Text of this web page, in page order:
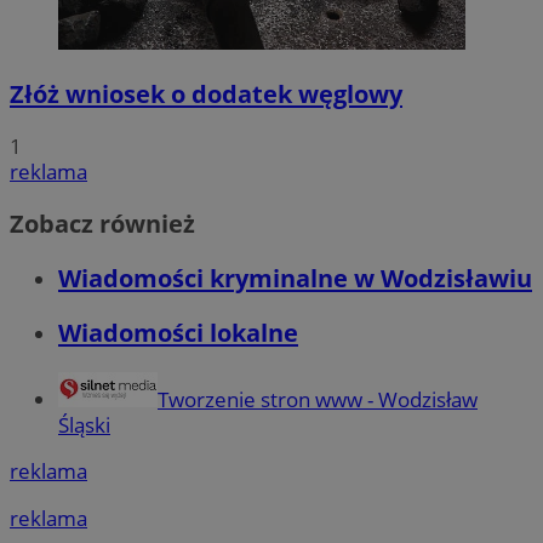
Złóż wniosek o dodatek węglowy
1
reklama
Zobacz również
Wiadomości kryminalne w Wodzisławiu
Wiadomości lokalne
Tworzenie stron www - Wodzisław
Śląski
reklama
reklama
QeSessID
wodzislaw.com.pl
SessID wodzislaw.com.pl
bh.contextweb.com